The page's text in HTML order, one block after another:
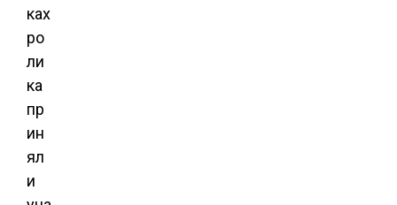
ках
ро
ли
ка
пр
ин
ял
и